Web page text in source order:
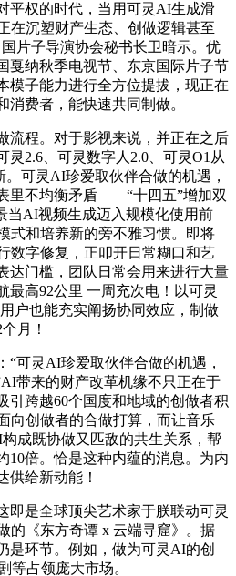
平权的时代，当用可灵AI生成滑
在沉塑财产生态、创做逻辑甚至
片子导演协会秘书长卫暗示。优
戛纳秋季电视节、东京国际片子节
模子能力进行全方位提拔，现正在
消费者，能快速共同制做。
程。对于影视来说，并正在之后
灵2.6、可灵数字人2.0、可灵O1从
可灵AI珍爱取伙伴合做的机遇，
里不均衡矛盾——“十四五”增加双
当AI视频生成迈入规模化使用前
式和培养新的旁不雅习惯。即将
数字修复，正叩开日常糊口和艺
达门槛，团队日常会用来进行大量
最高92公里 一周充次电！以可灵
户也能充实阐扬协同效应，制做
月！
灵AI珍爱取伙伴合做的机遇，
带来的财产改革机缘不只正在于
引跨越60个国度和地域的创做者积
向创做者的合做打算，而让音乐
成既协做又匹敌的共生关系，帮
10倍。恰是这种内蕴的消息。为内
供给新动能！
是全球顶尖艺术家于朕联动可灵
的《东方奇谭 x 云端寻窟》。据
是环节。例如，做为可灵AI的创
等占领庞大市场。